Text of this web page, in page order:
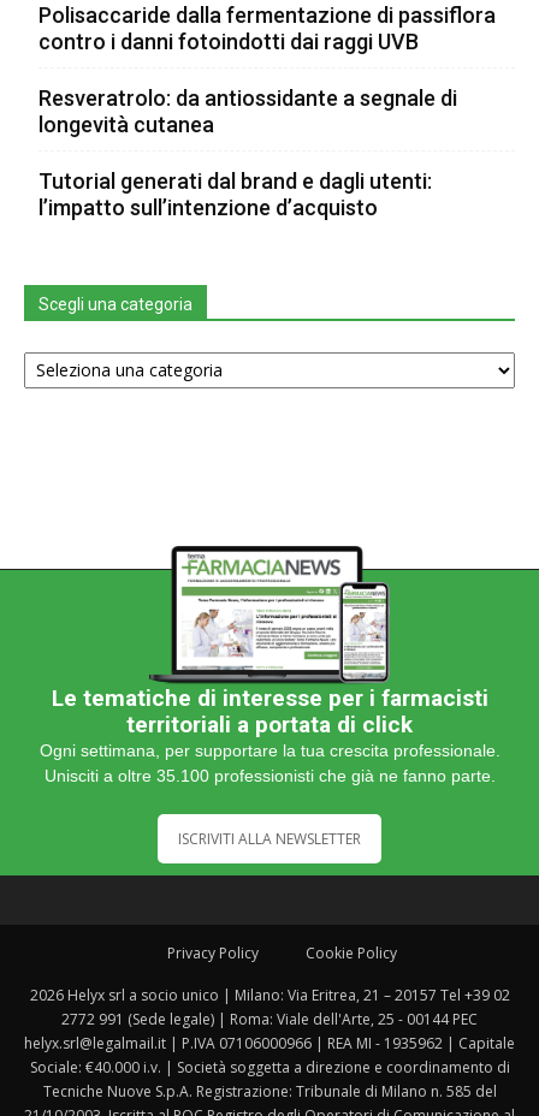
Polisaccaride dalla fermentazione di passiflora
contro i danni fotoindotti dai raggi UVB
Resveratrolo: da antiossidante a segnale di
longevità cutanea
Tutorial generati dal brand e dagli utenti:
l’impatto sull’intenzione d’acquisto
Scegli una categoria
Scegli
una
Le tematiche di interesse per i farmacisti
territoriali a portata di click
Ogni settimana, per supportare la tua crescita professionale.
Unisciti a oltre 35.100 professionisti che già ne fanno parte.
ISCRIVITI ALLA NEWSLETTER
Privacy Policy Cookie Policy
2026 Helyx srl a socio unico | Milano: Via Eritrea, 21 – 20157 Tel +39 02
2772 991 (Sede legale) | Roma: Viale dell'Arte, 25 - 00144 PEC
helyx.srl@legalmail.it | P.IVA 07106000966 | REA MI - 1935962 | Capitale
Sociale: €40.000 i.v. | Società soggetta a direzione e coordinamento di
Tecniche Nuove S.p.A. Registrazione: Tribunale di Milano n. 585 del